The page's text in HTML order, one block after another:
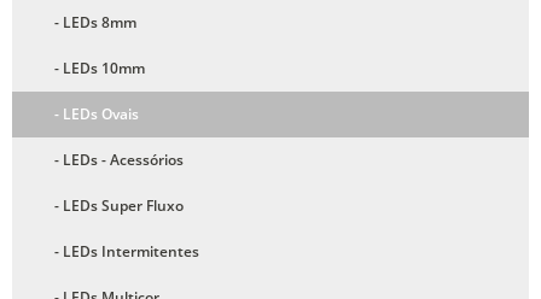
- LEDs 8mm
- LEDs 10mm
- LEDs Ovais
- LEDs - Acessórios
- LEDs Super Fluxo
- LEDs Intermitentes